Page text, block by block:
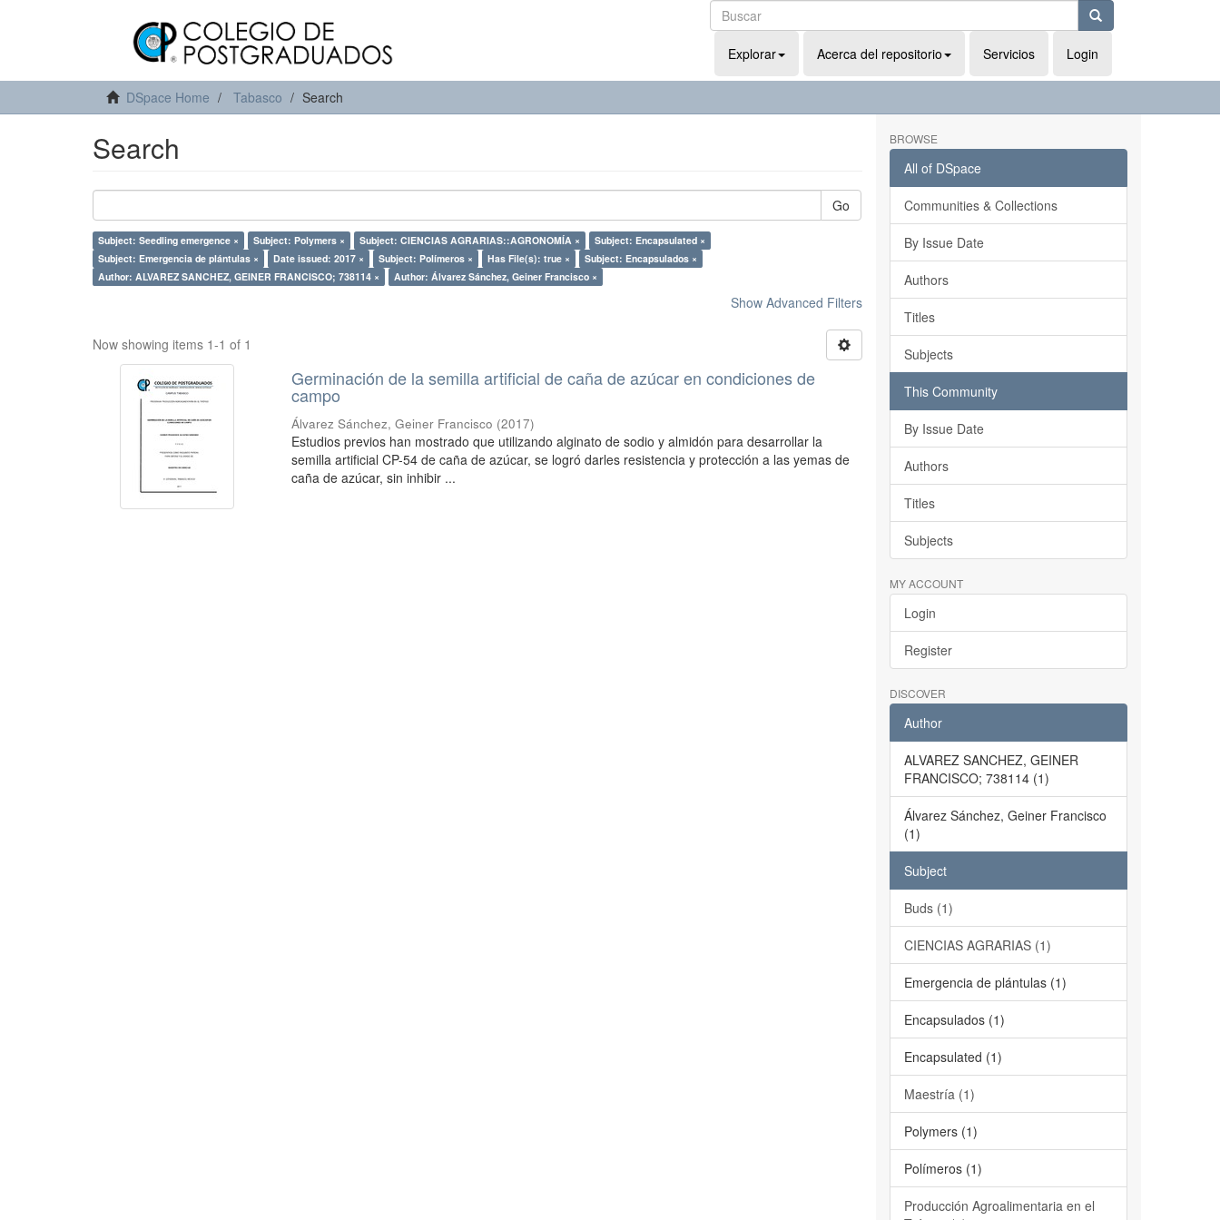
Explorar Acerca del repositorio Servicios Login
DSpace Home Tabasco Search
Search
Go
Subject: Seedling emergence × Subject: Polymers × Subject: CIENCIAS AGRARIAS::AGRONOMÍA ×
Subject: Encapsulated ×
Subject: Emergencia de plántulas ×
Date issued: 2017 × Subject: Polímeros × Has File(s): true ×
Subject: Encapsulados ×
Author: ALVAREZ SANCHEZ, GEINER FRANCISCO; 738114 ×
Author: Álvarez Sánchez, Geiner Francisco ×
Show Advanced Filters
Now showing items 1-1 of 1
Germinación de la semilla artificial de caña de azúcar en condiciones de
campo
Álvarez Sánchez, Geiner Francisco (2017)
Estudios previos han mostrado que utilizando alginato de sodio y almidón para desarrollar la
semilla artificial CP-54 de caña de azúcar, se logró darles resistencia y protección a las yemas de
caña de azúcar, sin inhibir ...
BROWSE
All of DSpace
Communities & Collections
By Issue Date
Authors
Titles
Subjects
This Community
By Issue Date
Authors
Titles
Subjects
MY ACCOUNT
Login
Register
DISCOVER
Author
ALVAREZ SANCHEZ, GEINER
FRANCISCO; 738114 (1)
Álvarez Sánchez, Geiner Francisco
(1)
Subject
Buds (1)
CIENCIAS AGRARIAS (1)
Emergencia de plántulas (1)
Encapsulados (1)
Encapsulated (1)
Maestría (1)
Polymers (1)
Polímeros (1)
Producción Agroalimentaria en el